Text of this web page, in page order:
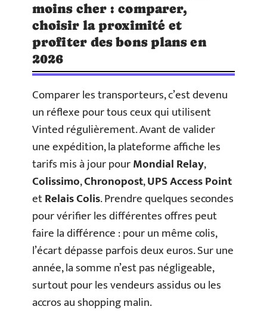
moins cher : comparer,
choisir la proximité et
profiter des bons plans en
2026
Comparer les transporteurs, c’est devenu
un réflexe pour tous ceux qui utilisent
Vinted régulièrement. Avant de valider
une expédition, la plateforme affiche les
tarifs mis à jour pourMondial Relay,
Colissimo,Chronopost,UPS Access Point
etRelais Colis. Prendre quelques secondes
pour vérifier les différentes offres peut
faire la différence : pour un même colis,
l’écart dépasse parfois deux euros. Sur une
année, la somme n’est pas négligeable,
surtout pour les vendeurs assidus ou les
accros au shopping malin.